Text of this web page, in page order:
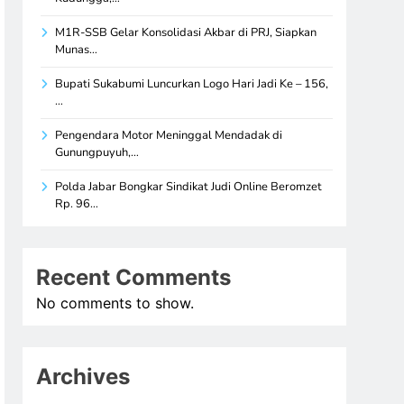
M1R-SSB Gelar Konsolidasi Akbar di PRJ, Siapkan
Munas…
Bupati Sukabumi Luncurkan Logo Hari Jadi Ke – 156,
…
Pengendara Motor Meninggal Mendadak di
Gunungpuyuh,…
Polda Jabar Bongkar Sindikat Judi Online Beromzet
Rp. 96…
Recent Comments
No comments to show.
Archives